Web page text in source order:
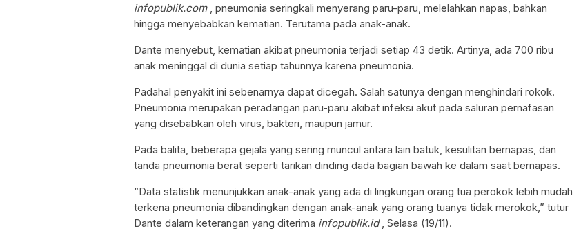
infopublik.com, pneumonia seringkali menyerang paru-paru, melelahkan napas, bahkan
hingga menyebabkan kematian. Terutama pada anak-anak.
Dante menyebut, kematian akibat pneumonia terjadi setiap 43 detik. Artinya, ada 700 ribu
anak meninggal di dunia setiap tahunnya karena pneumonia.
Padahal penyakit ini sebenarnya dapat dicegah. Salah satunya dengan menghindari rokok.
Pneumonia merupakan peradangan paru-paru akibat infeksi akut pada saluran pernafasan
yang disebabkan oleh virus, bakteri, maupun jamur.
Pada balita, beberapa gejala yang sering muncul antara lain batuk, kesulitan bernapas, dan
tanda pneumonia berat seperti tarikan dinding dada bagian bawah ke dalam saat bernapas.
“Data statistik menunjukkan anak-anak yang ada di lingkungan orang tua perokok lebih mudah
terkena pneumonia dibandingkan dengan anak-anak yang orang tuanya tidak merokok,” tutur
Dante dalam keterangan yang diterima infopublik.id, Selasa (19/11).